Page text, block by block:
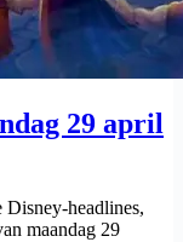
29 april
Disney-headlines,
maandag 29